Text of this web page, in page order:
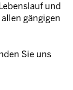
und
gängigen
Sie uns